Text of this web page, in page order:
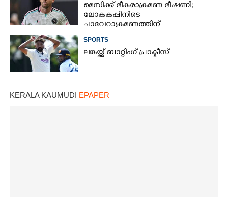
മെസിക്ക് ഭീകരാക്രമണ ഭീഷണി;
ലോകകപ്പിനിടെ
ചാവേറാക്രമണത്തിന്
SPORTS
ലങ്കയ്ക്ക് ബാറ്റിംഗ് പ്രാക്ടീസ്
KERALA KAUMUDI EPAPER